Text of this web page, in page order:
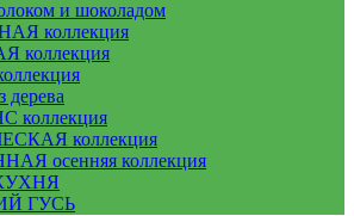
и шоколадом
коллекция
коллекция
дерева
коллекция
коллекция
осенняя коллекция
ГУСЬ